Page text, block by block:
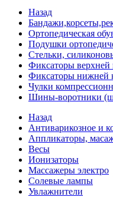
Назад
Ортопедическая
Подушки
Стельки,
Фиксаторы верхней
Фиксаторы нижней
Чулки
Шины-воротники
Назад
Антиварикозное и
Аппликаторы,
Весы
Ионизаторы
Массажеры электро
Солевые лампы
Увлажнители